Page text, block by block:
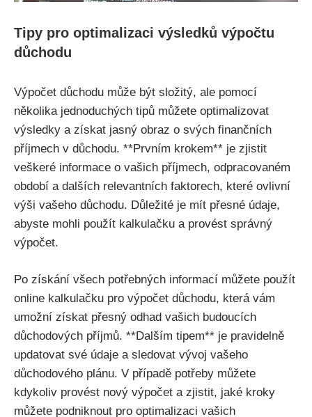
Tipy pro optimalizaci výsledků výpočtu
důchodu
Výpočet důchodu může být složitý, ale pomocí
několika jednoduchých tipů můžete optimalizovat
výsledky a získat jasný obraz o svých finančních
příjmech v důchodu. **Prvním krokem** je zjistit
veškeré informace o vašich příjmech, odpracovaném
období a dalších relevantních faktorech, které ovlivní
výši vašeho důchodu. Důležité je mít přesné údaje,
abyste mohli použít kalkulačku a provést správný
výpočet.
Po získání všech potřebných informací můžete použít
online kalkulačku pro výpočet důchodu, která vám
umožní získat přesný odhad vašich budoucích
důchodových příjmů. **Dalším tipem** je pravidelně
updatovat své údaje a sledovat vývoj vašeho
důchodového plánu. V případě potřeby můžete
kdykoliv provést nový výpočet a zjistit, jaké kroky
můžete podniknout pro optimalizaci vašich